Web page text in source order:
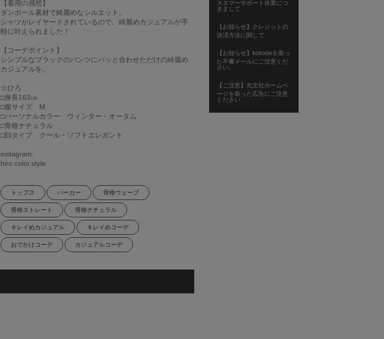
【着用の感想】
ダンボール素材で綺麗めなシルエット。
シャツがレイヤードされているので、綺麗めカジュアルが手
軽に叶えられました！
【コーデポイント】
シンプルなブラックのパンツにパッと合わせただけの綺麗め
カジュアルを。
☆ひろ
□身長163㎝
□服サイズ M
□パーソナルカラー ウィンター・オータム
□骨格ナチュラル
□顔タイプ クール・ソフトエレガント
instagram:
hiro.color.style
トップス パーカー 骨格ウェーブ
骨格ストレート 骨格ナチュラル
キレイめカジュアル キレイめコーデ
おでかけコーデ カジュアルコーデ
スタマーサポート休業につ
きまして
【お知らせ】クレジットの
決済方法に関して
【お知らせ】kokodeを装っ
た不審メールにご注意くだ
さい。
【ご注意】光文社ホームペ
ージを装った広告にご注意
ください